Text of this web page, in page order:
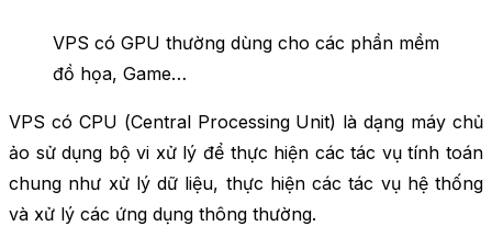
VPS có GPU thường dùng cho các phần mềm
đồ họa, Game…
VPS có CPU (Central Processing Unit) là dạng máy chủ
ảo sử dụng bộ vi xử lý để thực hiện các tác vụ tính toán
chung như xử lý dữ liệu, thực hiện các tác vụ hệ thống
và xử lý các ứng dụng thông thường.